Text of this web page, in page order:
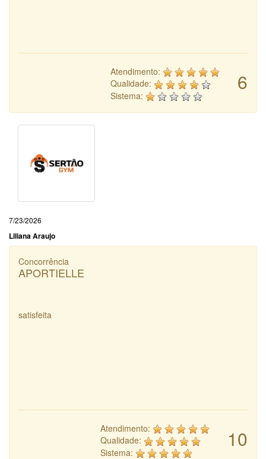
6
Atendimento:
Qualidade:
Sistema:
7/23/2026
Liliana Araujo
Concorrência
APORTIELLE
satisfeita
10
Atendimento:
Qualidade:
Sistema: